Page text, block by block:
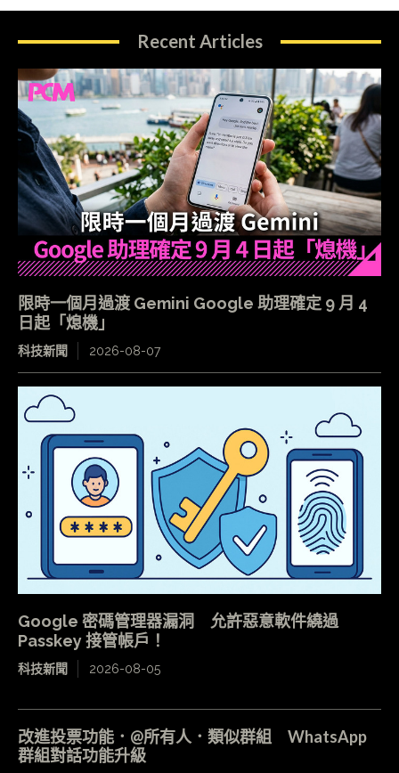
Recent Articles
限時一個月過渡 Gemini Google 助理確定 9 月 4
日起「熄機」
科技新聞 2026-08-07
Google 密碼管理器漏洞 允許惡意軟件繞過
Passkey 接管帳戶！
科技新聞 2026-08-05
改進投票功能．@所有人．類似群組 WhatsApp
群組對話功能升級